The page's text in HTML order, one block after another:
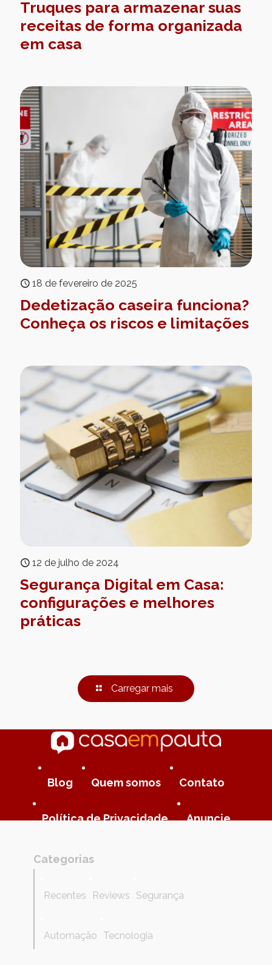
Truques para armazenar suas
receitas de forma organizada
em casa
18 de fevereiro de 2025
Dedetização caseira funciona?
Conheça os riscos e limitações
12 de julho de 2024
Segurança Digital em Casa:
configurações e melhores
práticas
Carregar mais
Blog Quem somos Contato
Política de Privacidade Anuncie
Categorias
Recentes Reviews Segurança
Automação Tecnologia